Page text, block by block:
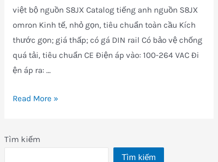
Tìm kiếm
Tìm kiếm
việt bộ nguồn S8JX Catalog tiếng anh nguồn S8JX
omron Kinh tế, nhỏ gọn, tiêu chuẩn toàn cầu Kích
thước gọn; giá thấp; có gá DIN rail Có bảo vệ chống
quá tải, tiêu chuẩn CE Ðiện áp vào: 100-264 VAC Ði
ện áp ra: …
Bộ
ổn
Read More »